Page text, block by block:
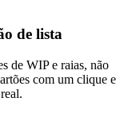
de lista
de WIP e raias, não
com um clique e